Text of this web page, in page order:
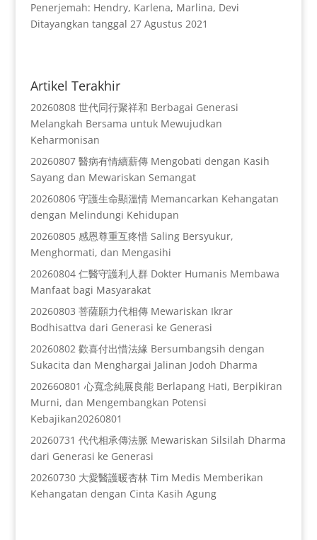
Penerjemah: Hendry, Karlena, Marlina, Devi
Ditayangkan tanggal 27 Agustus 2021
Artikel Terakhir
20260808 世代同行聚祥和 Berbagai Generasi
Melangkah Bersama untuk Mewujudkan
Keharmonisan
20260807 醫病有情續薪傳 Mengobati dengan Kasih
Sayang dan Mewariskan Semangat
20260806 守護生命顯溫情 Memancarkan Kehangatan
dengan Melindungi Kehidupan
20260805 感恩尊重互疼惜 Saling Bersyukur,
Menghormati, dan Mengasihi
20260804 仁醫守護利人群 Dokter Humanis Membawa
Manfaat bagi Masyarakat
20260803 菩薩願力代相傳 Mewariskan Ikrar
Bodhisattva dari Generasi ke Generasi
20260802 歡喜付出惜法緣 Bersumbangsih dengan
Sukacita dan Menghargai Jalinan Jodoh Dharma
202660801 心寬念純展良能 Berlapang Hati, Berpikiran
Murni, dan Mengembangkan Potensi
Kebajikan20260801
20260731 代代相承傳法脈 Mewariskan Silsilah Dharma
dari Generasi ke Generasi
20260730 大愛醫護暖杏林 Tim Medis Memberikan
Kehangatan dengan Cinta Kasih Agung